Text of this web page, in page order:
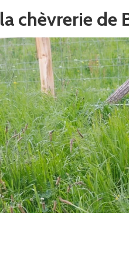
la chèvrerie de